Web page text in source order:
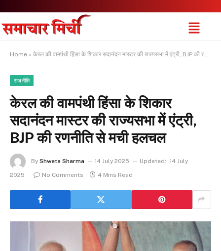
Home » केरल की वामपंथी हिंसा के शिकार सदानंदन मास्टर की राज्यसभा में एंट्री, BJP की रणनीति से मची हलचल
राजनीति
केरल की वामपंथी हिंसा के शिकार
सदानंदन मास्टर की राज्यसभा में एंट्री,
BJP की रणनीति से मची हलचल
By Shweta Sharma 14 July 2025 Updated: 14 July
2025
No Comments 4 Mins Read